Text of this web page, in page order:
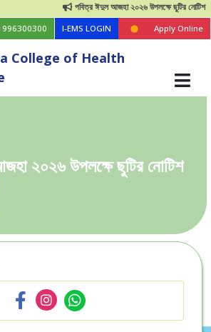
পবিত্র ঈদুল আজহা ২০২৬ উপলক্ষে ছুটির নোটিশ
I-EMS LOGIN Apply Online
College of Health
২০২৬ উপলক্ষে ছুটির নোটিশ